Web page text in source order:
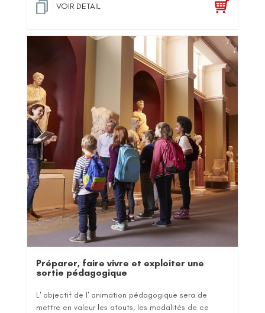
VOIR DETAIL
Préparer, faire vivre et exploiter une
sortie pédagogique
L' objectif de l' animation pédagogique sera de
mettre en valeur les atouts, les modalités de ce